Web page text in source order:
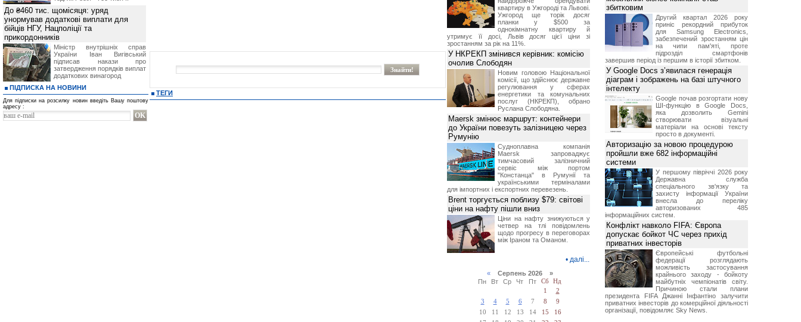
ТЕГИ
До ₴460 тис. щомісяця: уряд
унормував додаткові виплати для
бійців НГУ, Нацполіції та
прикордонників
Міністр внутрішніх справ
України Іван Вигівський
підписав накази про
затвердження порядків виплат
додаткових винагород
ПІДПИСКА НА НОВИНИ
Для підписки на розсилку новин введіть Вашу поштову
адресу :
квартиру в Ужгороді та Львові.
Ужгород ще торік досяг
планки у $500 за
однокімнатну квартиру й
утримує її досі, Львів досяг цієї ціни зі
зростанням за рік на 11%.
У НКРЕКП змінився керівник: комісію
очолив Слободян
Новим головою Національної
комісії, що здійснює державне
регулювання у сферах
енергетики та комунальних
послуг (НКРЕКП), обрано
Руслана Слободяна.
Maersk змінює маршрут: контейнери
до України повезуть залізницею через
Румунію
Судноплавна компанія
Maersk запроваджує
тимчасовий залізничний
сервіс між портом
"Констанца" в Румунії та
українськими терміналами
для імпортних і експортних перевезень.
Brent торгується поблизу $79: світові
ціни на нафту пішли вниз
Ціни на нафту знижуються у
четвер на тлі повідомлень
щодо прогресу в переговорах
між Іраном та Оманом.
• далі...
«Серпень 2026 »
Пн
Вт Ср Чт Пт Сб
Нд
1
2
3
4 5 6 7 8
9
10
11 12 13 14 15
16
збитковим
Другий квартал 2026 року
приніс рекордний прибуток
для Samsung Electronics,
забезпечений зростанням цін
на чипи пам'яті, проте
підрозділ смартфонів
завершив період із першим в історії збитком.
У Google Docs з’явилася генерація
діаграм і зображень на базі штучного
інтелекту
Google почав розгортати нову
ШІ-функцію в Google Docs,
яка дозволить Gemini
створювати візуальні
матеріали на основі тексту
просто в документі.
Авторизацію за новою процедурою
пройшли вже 682 інформаційні
системи
У першому півріччі 2026 року
Державна служба
спеціального зв'язку та
захисту інформації України
внесла до переліку
авторизованих 485
інформаційних систем.
Конфлікт навколо FIFA: Європа
допускає бойкот ЧС через прихід
приватних інвесторів
Європейські футбольні
федерації розглядають
можливість застосування
крайнього заходу - бойкоту
майбутніх чемпіонатів світу.
Причиною стали плани
президента FIFA Джанні Інфантіно залучити
приватних інвесторів до комерційної діяльності
організації, повідомляє Sky News.